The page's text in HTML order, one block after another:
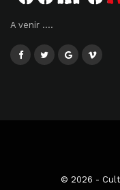
A venir ....
© 2026 -